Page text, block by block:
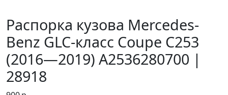
Распорка кузова Mercedes-
Benz GLC-класс Coupe C253
(2016—2019) A2536280700 |
28918